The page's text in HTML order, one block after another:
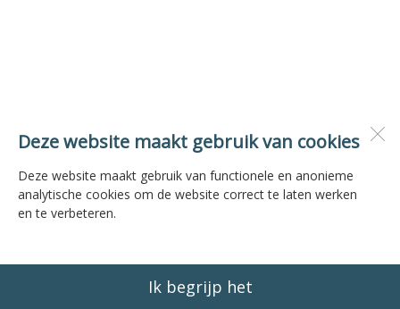
Deze website maakt gebruik van cookies
Deze website maakt gebruik van functionele en anonieme
analytische cookies om de website correct te laten werken
en te verbeteren.
Ik begrijp het